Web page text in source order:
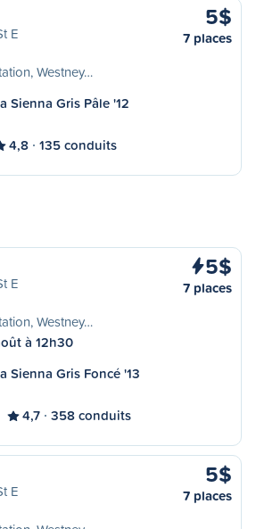
E
Westney…
5$
7 places
Sienna Gris Pâle '12
4,8 135 conduits
E
Westney…
à 12h30
5$
7 places
Sienna Gris Foncé '13
4,7 358 conduits
E
5$
7 places